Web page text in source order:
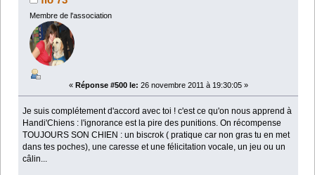
Membre de l'association
« Réponse #500 le: 26 novembre 2011 à 19:30:05 »
Je suis complétement d'accord avec toi ! c'est ce qu'on nous apprend à
Handi'Chiens : l'ignorance est la pire des punitions. On récompense
TOUJOURS SON CHIEN : un biscrok ( pratique car non gras tu en met
dans tes poches), une caresse et une félicitation vocale, un jeu ou un
câlin...